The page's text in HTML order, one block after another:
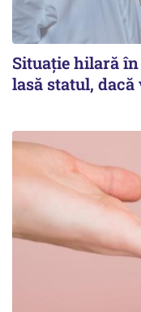
Situație hilară
lasă statul,